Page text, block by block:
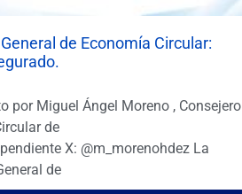
de Economía Circular:
por Miguel Ángel Moreno , Consejero
de
X: @m_morenohdez La
de